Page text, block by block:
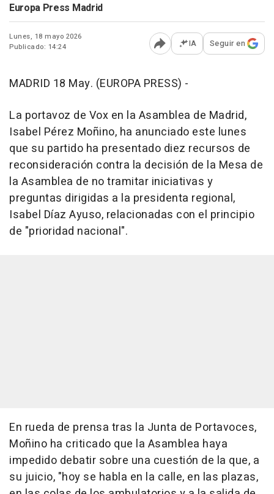
Europa Press Madrid
Lunes, 18 mayo 2026
Publicado: 14:24
Abrir opciones para
IA Seguir en
MADRID 18 May. (EUROPA PRESS) -
La portavoz de Vox en la Asamblea de Madrid,
Isabel Pérez Moñino, ha anunciado este lunes
que su partido ha presentado diez recursos de
reconsideración contra la decisión de la Mesa de
la Asamblea de no tramitar iniciativas y
preguntas dirigidas a la presidenta regional,
Isabel Díaz Ayuso, relacionadas con el principio
de "prioridad nacional".
En rueda de prensa tras la Junta de Portavoces,
Moñino ha criticado que la Asamblea haya
impedido debatir sobre una cuestión de la que, a
su juicio, "hoy se habla en la calle, en las plazas,